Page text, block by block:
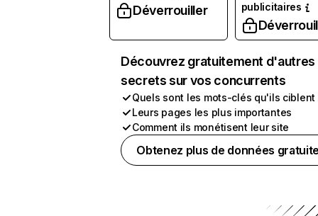
Déverrouiller
publicitaires
Découvrez gratuitement d'autres
secrets sur vos concurrents
Quels sont les mots-clés qu'ils ciblent
Leurs pages les plus importantes
Comment ils monétisent leur site
Obtenez plus de données